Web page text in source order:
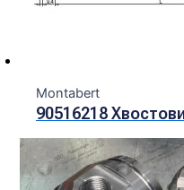
Montabert
90516218